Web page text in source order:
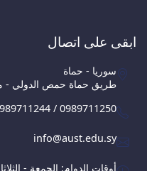
ابقى على اتصال
سوريا - حماة
طريق حماة حمص الدولي
/ 0989711250
info@aust.edu.sy
أوقات الدوام: الجمعة -